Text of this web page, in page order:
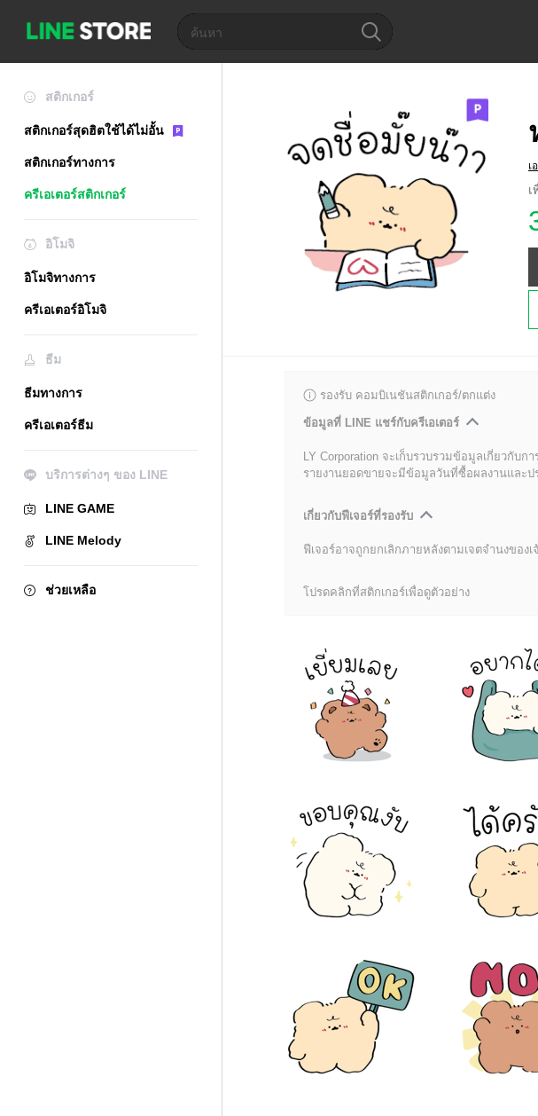
สติกเกอร์
สติกเกอร์สุดฮิตใช้ได้ไม่อั้น
สติกเกอร์ทางการ
ครีเอเตอร์สติกเกอร์
อิโมจิ
อิโมจิทางการ
ครีเอเตอร์อิโมจิ
ธีม
ธีมทางการ
ครีเอเตอร์ธีม
บริการต่างๆ ของ LINE
LINE GAME
LINE Melody
ช่วยเหลือ
เ
รองรับ คอมบิเนชันสติกเกอร์/ตกแต่ง
ข้อมูลที่ LINE แชร์กับครีเอเตอร์
LY Corporation จะเก็บรวบรวมข้อมูลเกี่ยวกับ
รายงานยอดขายจะมีข้อมูลวันที่ซื้อผลงานและ
เกี่ยวกับฟีเจอร์ที่รองรับ
ฟีเจอร์อาจถูกยกเลิกภายหลังตามเจตจำนงของเ
โปรดคลิกที่สติกเกอร์เพื่อดูตัวอย่าง